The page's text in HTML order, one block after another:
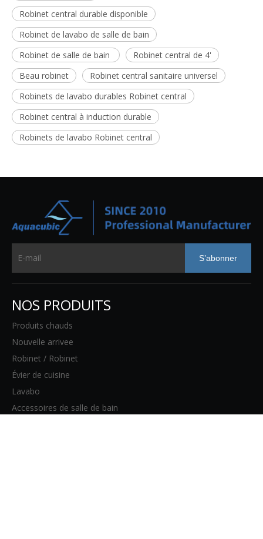
Robinet central durable disponible
Robinet de lavabo de salle de bain
Robinet de salle de bain
Robinet central de 4'
Beau robinet
Robinet central sanitaire universel
Robinets de lavabo durables Robinet central
Robinet central à induction durable
Robinets de lavabo Robinet central
S’abonner
NOS PRODUITS
Produits chauds
Nouvelle arrivee
Robinet / Robinet
Évier de cuisine
Lavabo
Accessoires de salle de bain